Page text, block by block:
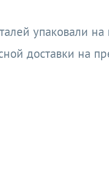
упаковали
доставки на